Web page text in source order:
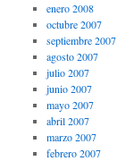
enero 2008
octubre 2007
septiembre 2007
agosto 2007
julio 2007
junio 2007
mayo 2007
abril 2007
marzo 2007
febrero 2007